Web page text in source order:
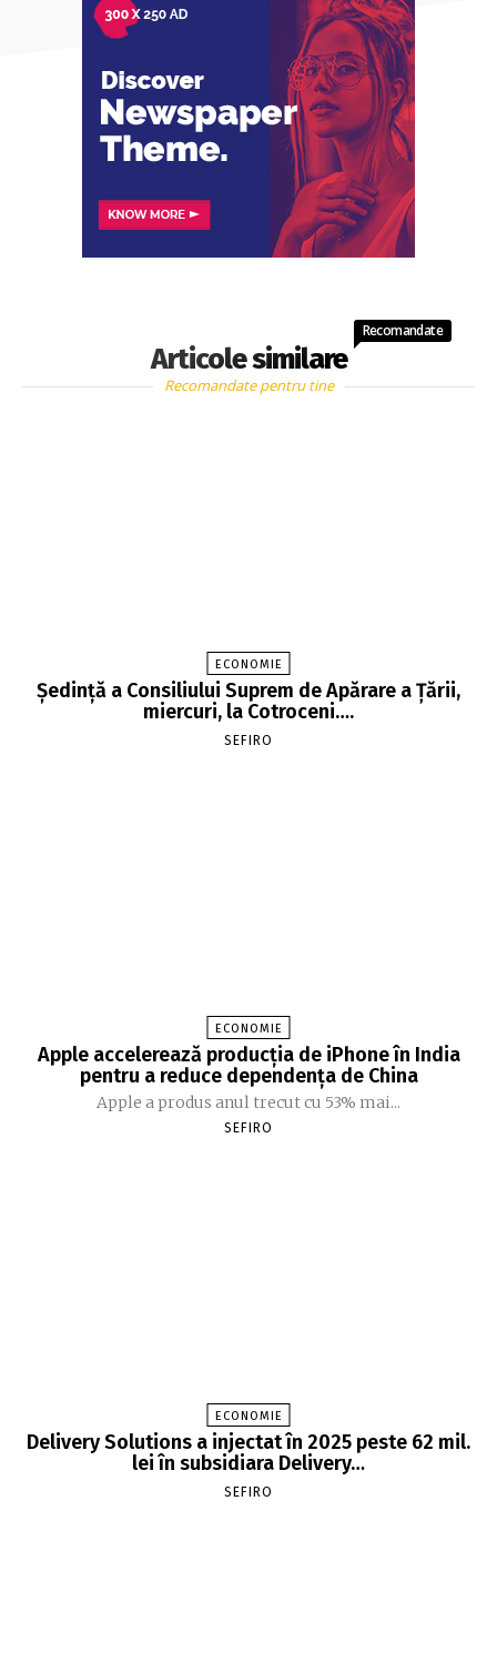
Articole similare
Recomandate
Recomandate pentru tine
ECONOMIE
Şedinţă a Consiliului Suprem de Apărare a Ţării,
miercuri, la Cotroceni….
SEFIRO
ECONOMIE
Apple accelerează producția de iPhone în India
pentru a reduce dependența de China
Apple a produs anul trecut cu 53% mai...
SEFIRO
ECONOMIE
Delivery Solutions a injectat în 2025 peste 62 mil.
lei în subsidiara Delivery…
SEFIRO